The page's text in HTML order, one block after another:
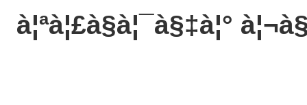
à¦ªà¦£à§à¦¯à§‡à¦°